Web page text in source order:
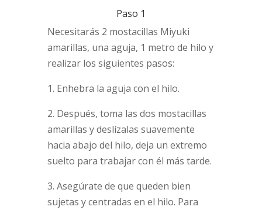
Paso 1
Necesitarás 2 mostacillas Miyuki
amarillas, una aguja, 1 metro de hilo y
realizar los siguientes pasos:
1. Enhebra la aguja con el hilo.
2. Después, toma las dos mostacillas
amarillas y deslízalas suavemente
hacia abajo del hilo, deja un extremo
suelto para trabajar con él más tarde.
3. Asegúrate de que queden bien
sujetas y centradas en el hilo. Para